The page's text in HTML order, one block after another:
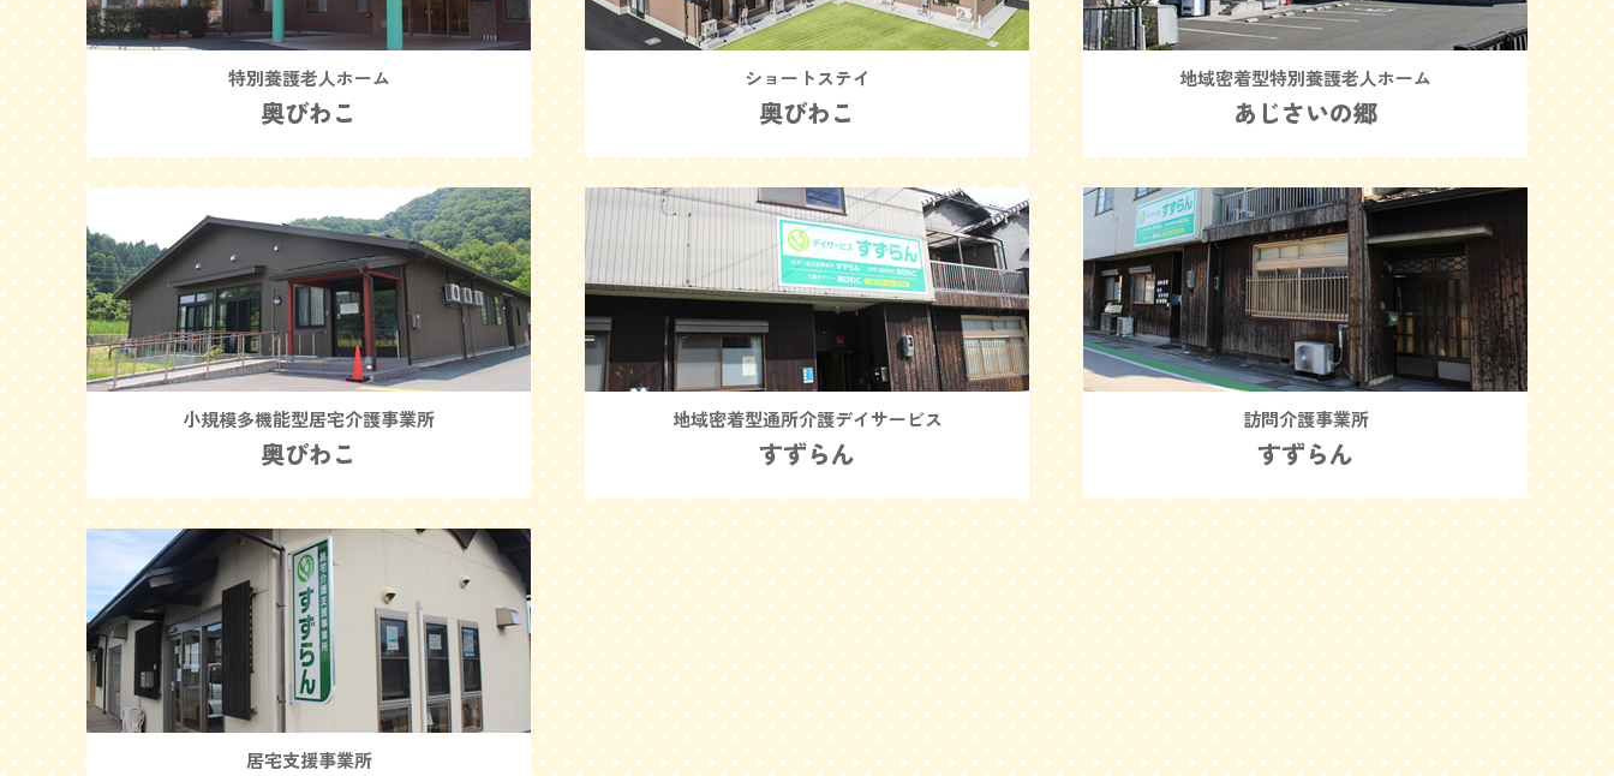
特別養護老人ホーム
奥びわこ
ショートステイ
奥びわこ
地域密着型特別養護老人ホーム
あじさいの郷
小規模多機能型居宅介護事業所
奥びわこ
地域密着型通所介護デイサービス
すずらん
訪問介護事業所
すずらん
居宅支援事業所